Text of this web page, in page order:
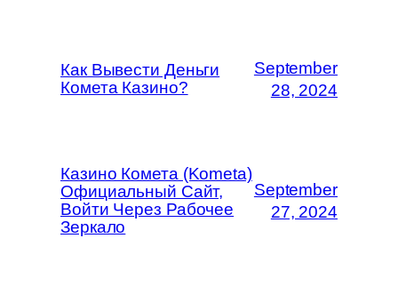
Как Вывести Деньги
Комета Казино?
September
28, 2024
Казино Комета (Kometa)
Официальный Сайт,
Войти Через Рабочее
Зеркало
September
27, 2024